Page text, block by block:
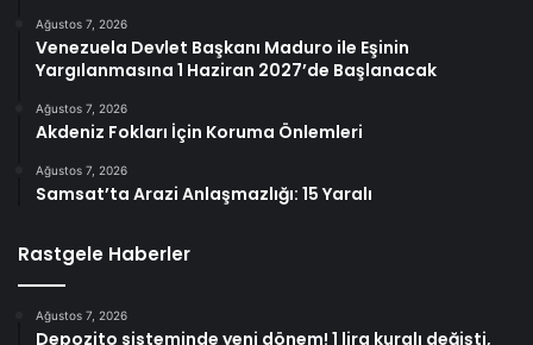
Ağustos 7, 2026
Venezuela Devlet Başkanı Maduro ile Eşinin
Yargılanmasına 1 Haziran 2027’de Başlanacak
Ağustos 7, 2026
Akdeniz Fokları İçin Koruma Önlemleri
Ağustos 7, 2026
Samsat’ta Arazi Anlaşmazlığı: 15 Yaralı
Rastgele Haberler
Ağustos 7, 2026
Depozito sisteminde yeni dönem! 1 lira kuralı değişti,